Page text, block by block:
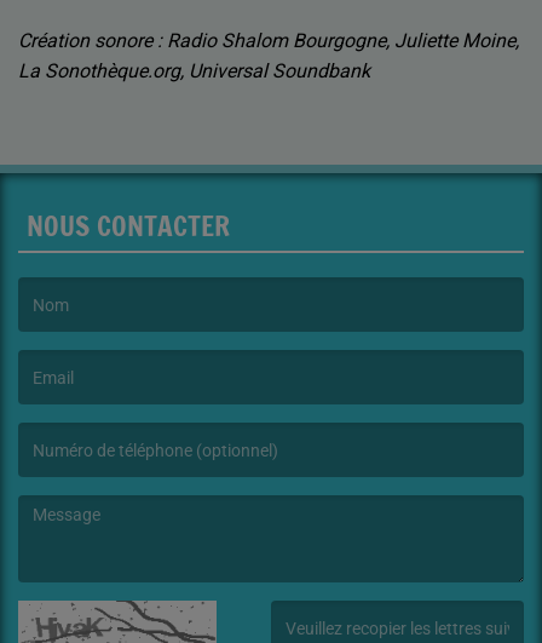
Création sonore : Radio Shalom Bourgogne, Juliette Moine,
La Sonothèque.org, Universal Soundbank
NOUS CONTACTER